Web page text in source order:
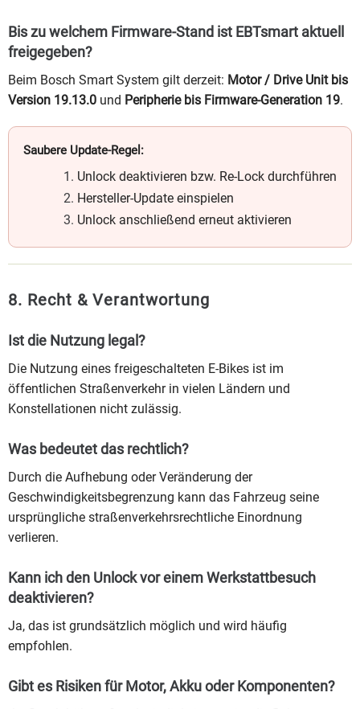
Bis zu welchem Firmware-Stand ist EBTsmart aktuell
freigegeben?
Beim Bosch Smart System gilt derzeit: Motor / Drive Unit bis
Version 19.13.0 und Peripherie bis Firmware-Generation 19.
Saubere Update-Regel:
Unlock deaktivieren bzw. Re-Lock durchführen
Hersteller-Update einspielen
Unlock anschließend erneut aktivieren
8. Recht & Verantwortung
Ist die Nutzung legal?
Die Nutzung eines freigeschalteten E-Bikes ist im
öffentlichen Straßenverkehr in vielen Ländern und
Konstellationen nicht zulässig.
Was bedeutet das rechtlich?
Durch die Aufhebung oder Veränderung der
Geschwindigkeitsbegrenzung kann das Fahrzeug seine
ursprüngliche straßenverkehrsrechtliche Einordnung
verlieren.
Kann ich den Unlock vor einem Werkstattbesuch
deaktivieren?
Ja, das ist grundsätzlich möglich und wird häufig
empfohlen.
Gibt es Risiken für Motor, Akku oder Komponenten?